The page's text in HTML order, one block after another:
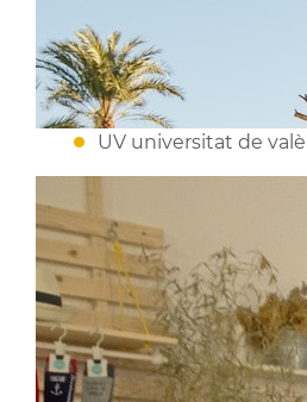
UV universitat de